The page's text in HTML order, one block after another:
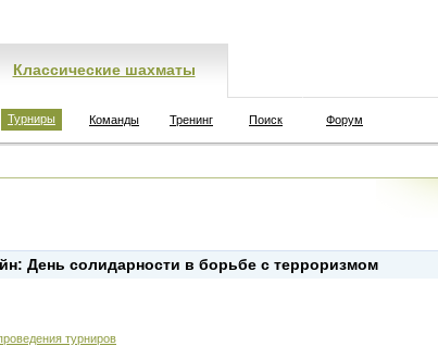
Классические шахматы
Турниры Команды Тренинг Поиск Форум
День солидарности в борьбе с терроризмом
турниров